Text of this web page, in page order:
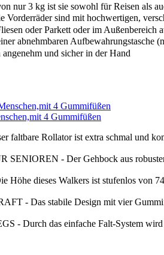
nur 3 kg ist sie sowohl für Reisen als
Vorderräder sind mit hochwertigen,
oder Parkett oder im
abnehmbaren
und sicher in der Hand
4 Gummifüßen
Rollator ist extra schmal und
- Der Gehbock aus
dieses Walkers ist stufenlos von
- Das stabile Design mit vier
Durch das einfache Falt-System wird